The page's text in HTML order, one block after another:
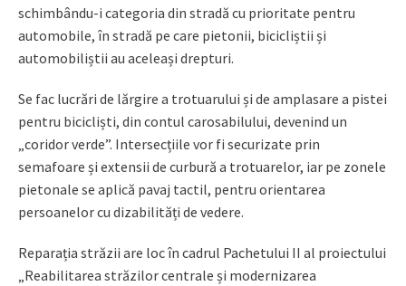
schimbându-i categoria din stradă cu prioritate pentru
automobile, în stradă pe care pietonii, bicicliștii și
automobiliștii au aceleași drepturi.
Se fac lucrări de lărgire a trotuarului și de amplasare a pistei
pentru bicicliști, din contul carosabilului, devenind un
„coridor verde”. Intersecțiile vor fi securizate prin
semafoare și extensii de curbură a trotuarelor, iar pe zonele
pietonale se aplică pavaj tactil, pentru orientarea
persoanelor cu dizabilități de vedere.
Reparația străzii are loc în cadrul Pachetului II al proiectului
„Reabilitarea străzilor centrale și modernizarea